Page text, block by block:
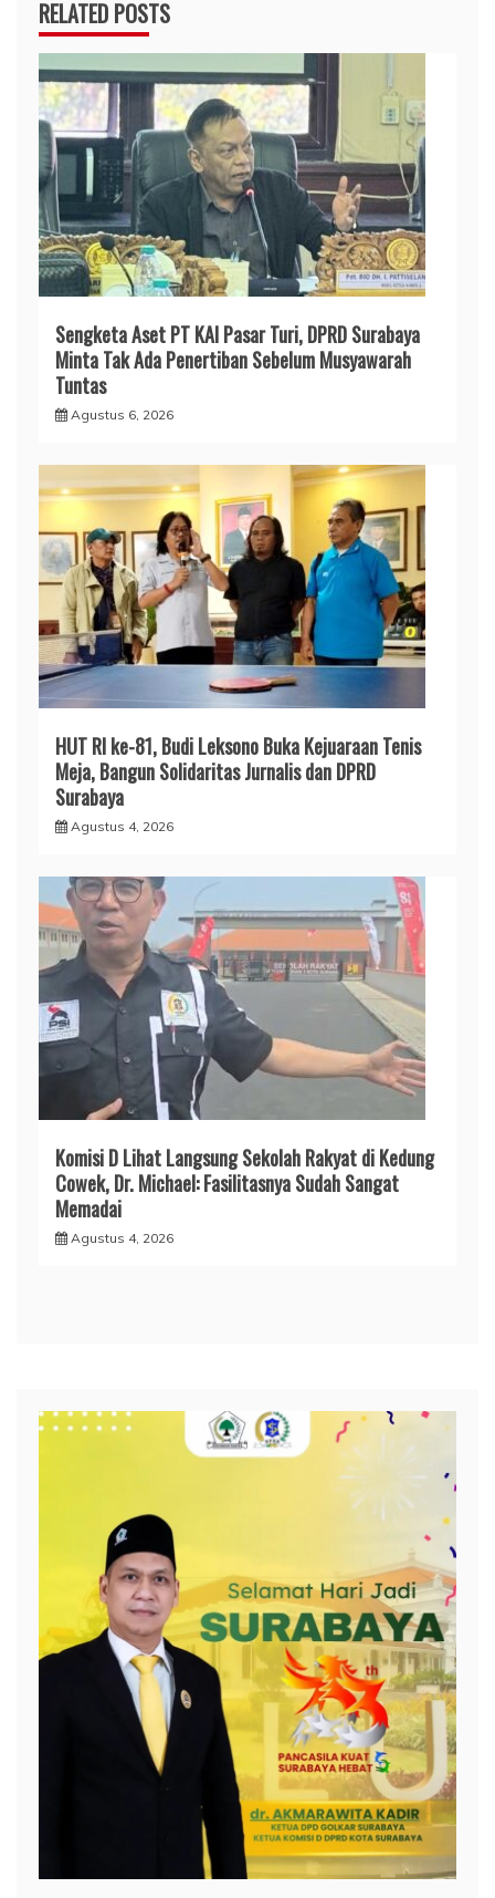
RELATED POSTS
Sengketa Aset PT KAI Pasar Turi, DPRD Surabaya
Minta Tak Ada Penertiban Sebelum Musyawarah
Tuntas
Agustus 6, 2026
HUT RI ke-81, Budi Leksono Buka Kejuaraan Tenis
Meja, Bangun Solidaritas Jurnalis dan DPRD
Surabaya
Agustus 4, 2026
Komisi D Lihat Langsung Sekolah Rakyat di Kedung
Cowek, Dr. Michael: Fasilitasnya Sudah Sangat
Memadai
Agustus 4, 2026